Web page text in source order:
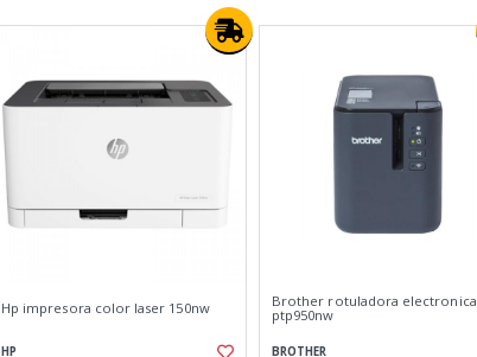
Hp impresora color laser 150nw
HP
Brother rotuladora electronica
ptp950nw
BROTHER